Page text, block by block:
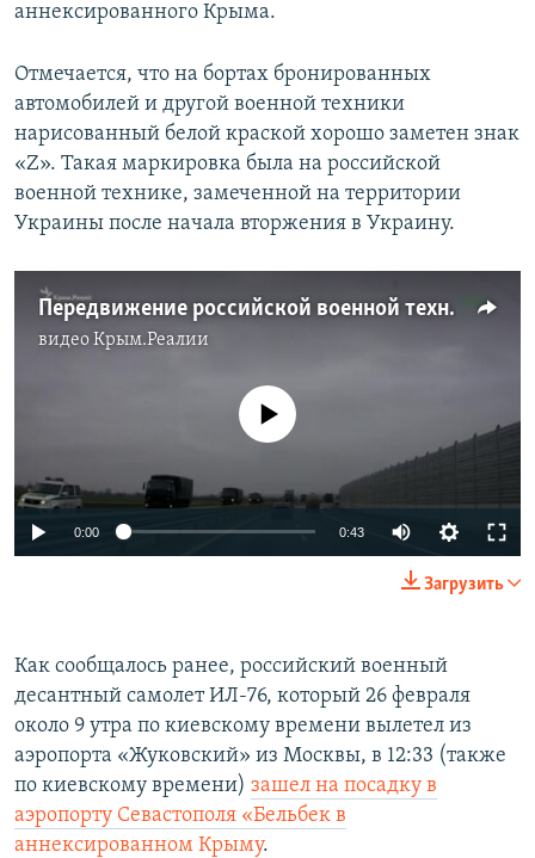
аннексированного Крыма.
Отмечается, что на бортах бронированных
автомобилей и другой военной техники
нарисованный белой краской хорошо заметен знак
«Z». Такая маркировка была на российской
военной технике, замеченной на территории
Украины после начала вторжения в Украину.
Передвижение российской военной техники в Крыму
видеоКрым.Реалии
720p 1080p
No media source currently available
0:00 0:43
240p
720p
1080p
Загрузить
Как сообщалось ранее, российский военный
десантный самолет ИЛ-76, который 26 февраля
около 9 утра по киевскому времени вылетел из
аэропорта «Жуковский» из Москвы, в 12:33 (также
по киевскому времени) зашел на посадку в
аэропорту Севастополя «Бельбек в
аннексированном Крыму.